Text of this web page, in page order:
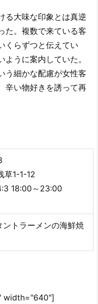
る大味な印象とは真逆
た。複数で来ている客
くらずつと伝えてい
うに案内していた。
う細かな配慮が女性客
辛い物好きを誘って再
草1-1-12
18:00～23:00
トラーメンの海鮮焼
width="640"]